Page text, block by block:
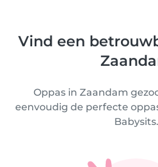
Vind een
Oppas in Zaandam
eenvoudig de perfecte
Babysits.